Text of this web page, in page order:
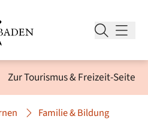
Zur Tourismus & Freizeit-Seite
Familie & Bildung